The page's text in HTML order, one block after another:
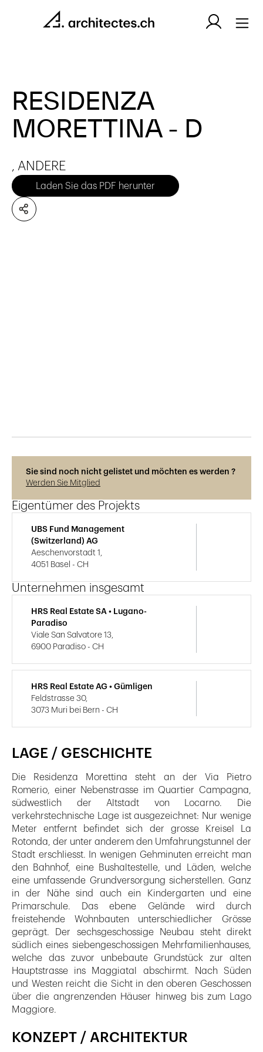
RESIDENZA
MORETTINA - D
, ANDERE
Laden Sie das PDF herunter
LAGE / GESCHICHTE
Die Residenza Morettina steht an der Via Pietro
Romerio, einer Nebenstrasse im Quartier Campagna,
südwestlich der Altstadt von Locarno. Die
verkehrstechnische Lage ist ausgezeichnet: Nur wenige
Meter entfernt befindet sich der grosse Kreisel La
Rotonda, der unter anderem den Umfahrungstunnel der
Stadt erschliesst. In wenigen Gehminuten erreicht man
den Bahnhof, eine Bushaltestelle, und Läden, welche
eine umfassende Grundversorgung sicherstellen. Ganz
in der Nähe sind auch ein Kindergarten und eine
Primarschule. Das ebene Gelände wird durch
freistehende Wohnbauten unterschiedlicher Grösse
geprägt. Der sechsgeschossige Neubau steht direkt
südlich eines siebengeschossigen Mehrfamilienhauses,
welche das zuvor unbebaute Grundstück zur alten
Hauptstrasse ins Maggiatal abschirmt. Nach Süden
und Westen reicht die Sicht in den oberen Geschossen
über die angrenzenden Häuser hinweg bis zum Lago
Maggiore.
KONZEPT / ARCHITEKTUR
Sie sind noch nicht gelistet und möchten es werden ?
Werden Sie Mitglied
Eigentümer des Projekts
UBS Fund Management
(Switzerland) AG
Aeschenvorstadt 1,
4051 Basel - CH
Unternehmen insgesamt
HRS Real Estate SA • Lugano-
Paradiso
Viale San Salvatore 13,
6900 Paradiso - CH
HRS Real Estate AG • Gümligen
Feldstrasse 30,
3073 Muri bei Bern - CH